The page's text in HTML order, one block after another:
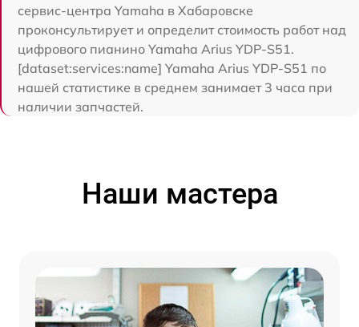
сервис-центра Yamaha в Хабаровске
проконсультирует и определит стоимость работ над
цифрового пианино Yamaha Arius YDP-S51.
[dataset:services:name] Yamaha Arius YDP-S51 по
нашей статистике в среднем занимает 3 часа при
наличии запчастей.
Наши мастера